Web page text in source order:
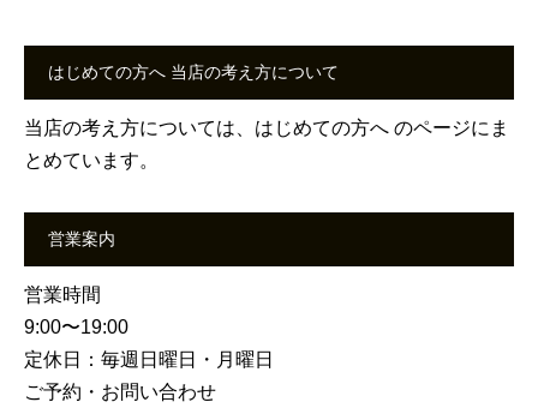
はじめての方へ 当店の考え方について
当店の考え方については、 はじめての方へ のページにま
とめています。
営業案内
営業時間
9:00〜19:00
定休日：毎週日曜日・月曜日
ご予約・お問い合わせ